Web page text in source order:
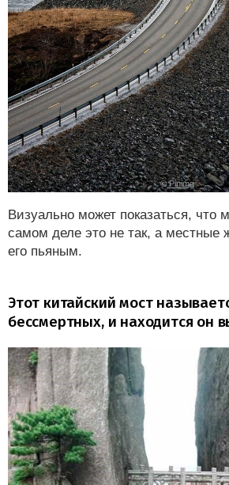
©Pinimg
Визуально может показаться, что
самом деле это не так, а местные
его пьяным.
Этот китайский мост
бессмертных, и находится он